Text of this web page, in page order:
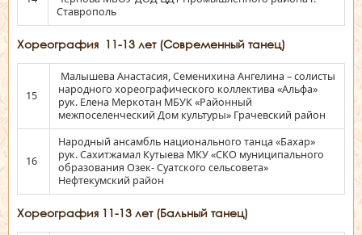
Ставрополь
Хореография 11-13 лет (Современный танец)
15
Малышева Анастасия, Семенихина Ангелина – солисты
народного хореографического коллектива «Альфа»
рук. Елена Меркотан МБУК «Районный
межпоселенческий Дом культуры» Грачевский район
16
Народный ансамбль национального танца «Бахар»
рук. Сахитжамал Кутыева МКУ «СКО муниципального
образования Озек- Суатского сельсовета»
Нефтекумский район
Хореография 11-13 лет (Бальный танец)